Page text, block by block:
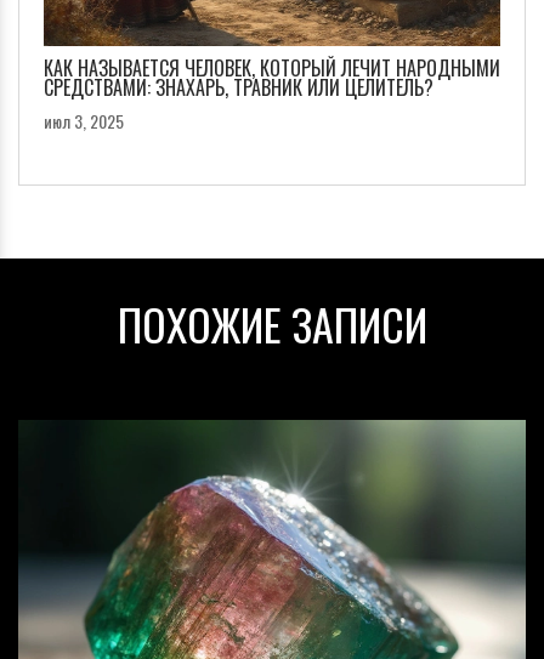
КАК НАЗЫВАЕТСЯ ЧЕЛОВЕК, КОТОРЫЙ ЛЕЧИТ НАРОДНЫМИ
СРЕДСТВАМИ: ЗНАХАРЬ, ТРАВНИК ИЛИ ЦЕЛИТЕЛЬ?
июл 3, 2025
ПОХОЖИЕ ЗАПИСИ